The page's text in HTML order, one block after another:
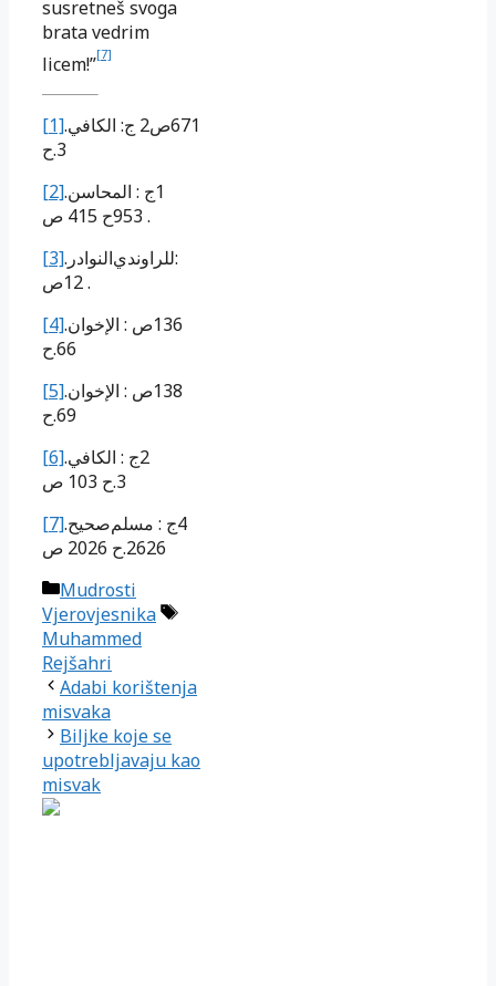
susretneš svoga
brata vedrim
licem!”[7]
[1].الكافي :ج 2ص671
ح 3.
[2].المحاسن : ج
ص
ح
.
[3]. النوادرللراوندي:
ص
.
[4].الإخوان : ص
ح
[5].الإخوان : ص
ح
[6].الكافي : ج
ص
ح
[7].صحيحمسلم : ج
ص
ح
Kategorije
Mudrosti
Vjerovjesnika
Oznake
Muhammed
Rejšahri
Adabi korištenja
misvaka
Biljke koje se
upotrebljavaju kao
misvak